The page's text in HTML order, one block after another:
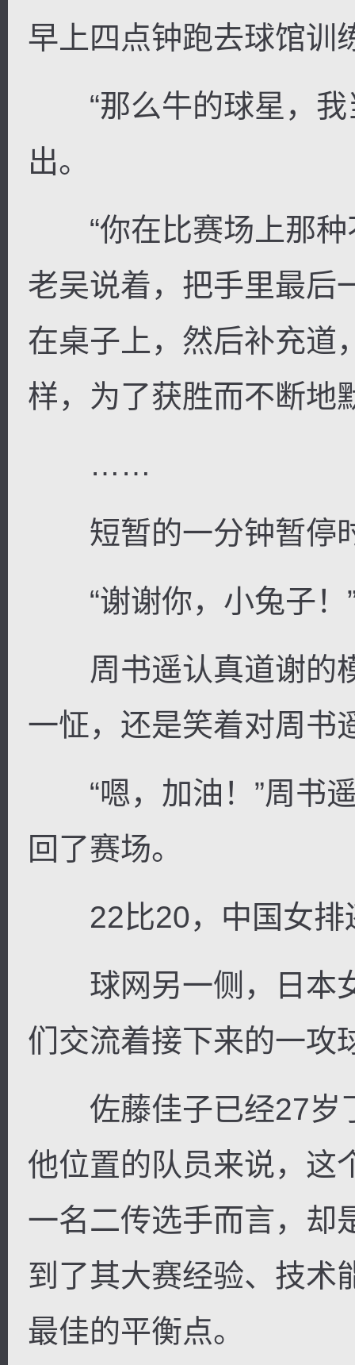
早上四点钟跑去球馆
“那么牛的球星，我
出。
“你在比赛场上那种
老吴说着，把手里最后
在桌子上，然后补充道
样，为了获胜而不断地
……
短暂的一分钟暂停
“谢谢你，小兔子！
周书遥认真道谢的
一怔，还是笑着对周书
“嗯，加油！”周书遥
回了赛场。
22比20，中国女排
球网另一侧，日本
们交流着接下来的一攻
佐藤佳子已经27岁
他位置的队员来说，这
一名二传选手而言，却
到了其大赛经验、技术
最佳的平衡点。